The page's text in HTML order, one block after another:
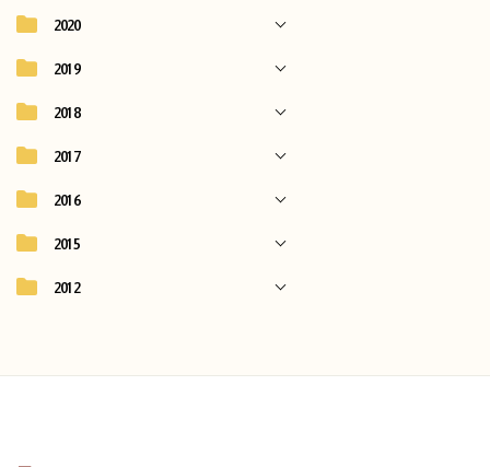
2020
2019
2018
2017
2016
2015
2012